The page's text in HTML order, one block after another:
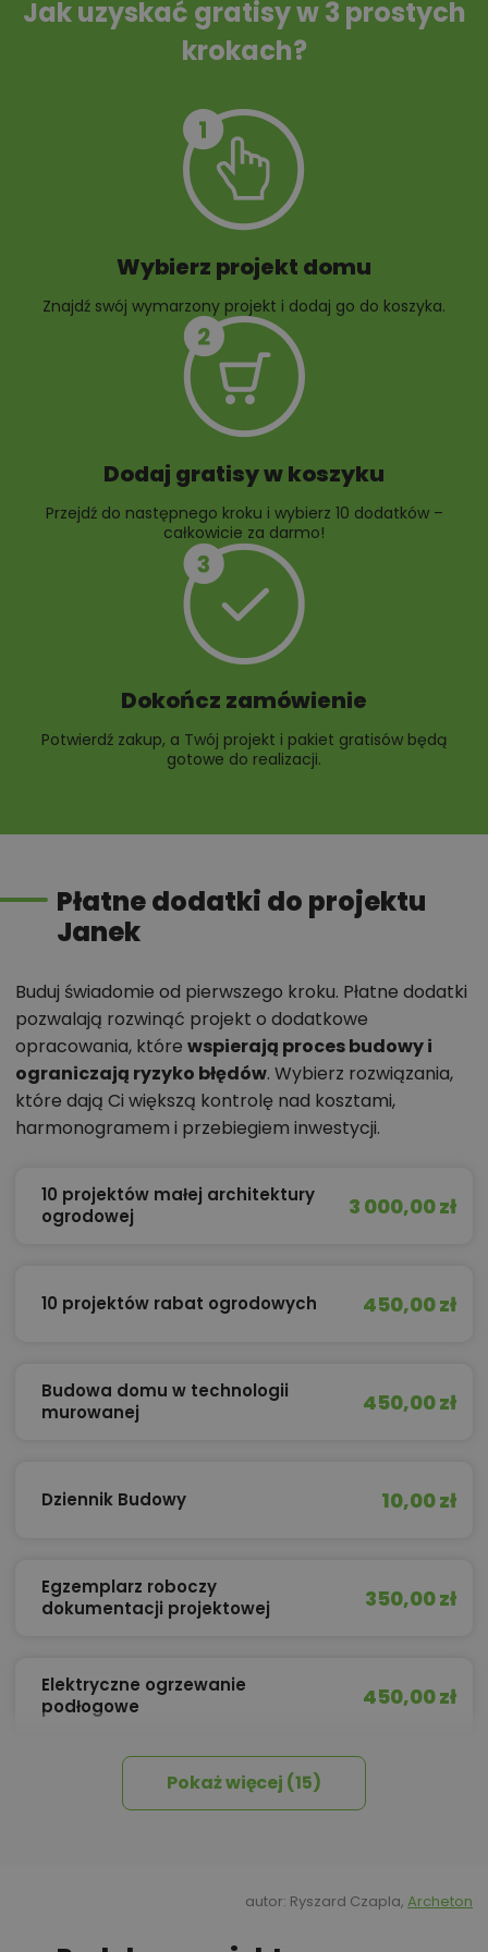
10 projektów małej
10 projektów rabat
Jak uzyskać gratisy w 3 prostych
krokach?
Wybierz projekt domu
Znajdź swój wymarzony projekt i dodaj go do koszyka.
Dodaj gratisy w koszyku
Przejdź do następnego kroku i wybierz 10 dodatków –
całkowicie za darmo!
Dokończ zamówienie
Potwierdź zakup, a Twój projekt i pakiet gratisów będą
gotowe do realizacji.
Płatne dodatki do projektu
Janek
Buduj świadomie od pierwszego kroku. Płatne dodatki
pozwalają rozwinąć projekt o dodatkowe
opracowania, które wspierają proces budowy i
ograniczają ryzyko błędów. Wybierz rozwiązania,
które dają Ci większą kontrolę nad kosztami,
harmonogramem i przebiegiem inwestycji.
10 projektów małej architektury
ogrodowej
3 000,00 zł
10 projektów rabat ogrodowych 450,00 zł
Budowa domu w technologii
murowanej
450,00 zł
Dziennik Budowy 10,00 zł
Egzemplarz roboczy
dokumentacji projektowej
350,00 zł
Elektryczne ogrzewanie
podłogowe
450,00 zł
Izolacja celulozowa
dołączonego do projektu
260,00 zł
Pokaż więcej (15)
autor: Ryszard Czapla, Archeton